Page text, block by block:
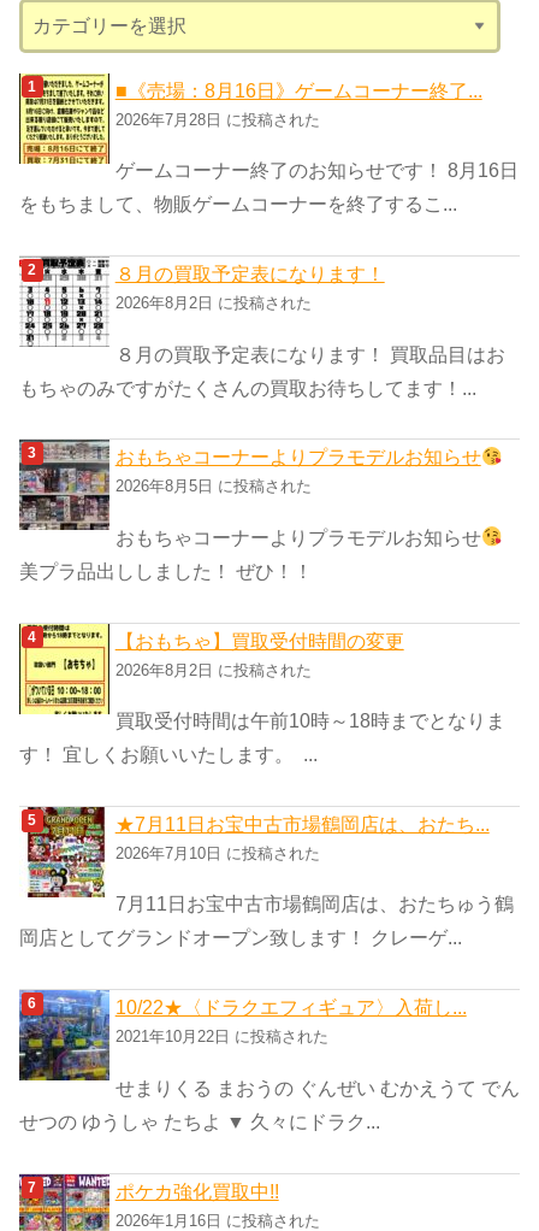
テ
ゴ
リ
ー
■《売場：8月16日》ゲームコーナー終了...
2026年7月28日 に投稿された
ゲームコーナー終了のお知らせです！ 8月16日
をもちまして、物販ゲームコーナーを終了するこ...
８月の買取予定表になります！
2026年8月2日 に投稿された
８月の買取予定表になります！ 買取品目はお
もちゃのみですがたくさんの買取お待ちしてます！...
おもちゃコーナーよりプラモデルお知らせ
2026年8月5日 に投稿された
おもちゃコーナーよりプラモデルお知らせ
美プラ品出ししました！ ぜひ！！
【おもちゃ】買取受付時間の変更
2026年8月2日 に投稿された
買取受付時間は午前10時～18時までとなりま
す！ 宜しくお願いいたします。 ...
★7月11日お宝中古市場鶴岡店は、おたち...
2026年7月10日 に投稿された
7月11日お宝中古市場鶴岡店は、おたちゅう鶴
岡店としてグランドオープン致します！ クレーゲ...
10/22★〈ドラクエフィギュア〉入荷し...
2021年10月22日 に投稿された
せまりくる まおうの ぐんぜい むかえうて でん
せつの ゆうしゃ たちよ ▼ 久々にドラク...
ポケカ強化買取中!!
2026年1月16日 に投稿された